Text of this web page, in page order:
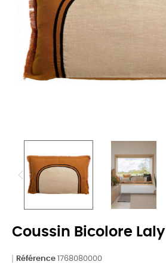
Coussin Bicolore Laly
Référence 1768080000